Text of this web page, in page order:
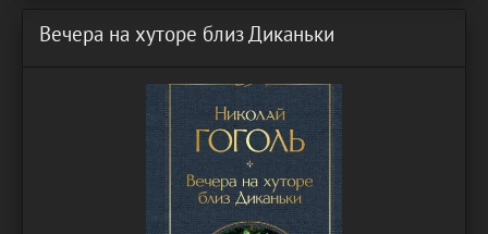
Вечера на хуторе близ Диканьки